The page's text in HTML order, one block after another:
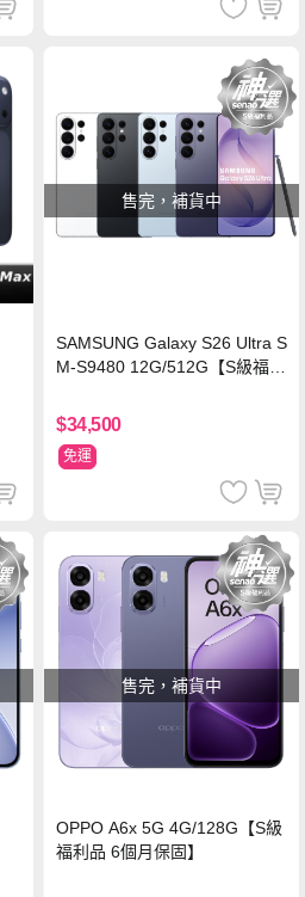
售完，補貨中
SAMSUNG Galaxy S26 Ultra S
M-S9480 12G/512G【S級福利
$34,500
免運
售完，補貨中
OPPO A6x 5G 4G/128G【S級
福利品 6個月保固】